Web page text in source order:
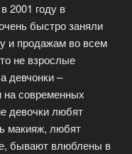
2001 году в
быстро заняли
и продажам во всем
не взрослые
девчонки –
на современных
девочки любят
макияж, любят
бывают влюблены в